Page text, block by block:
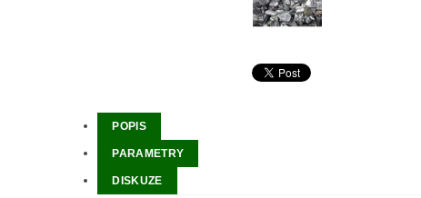
POPIS
PARAMETRY
DISKUZE